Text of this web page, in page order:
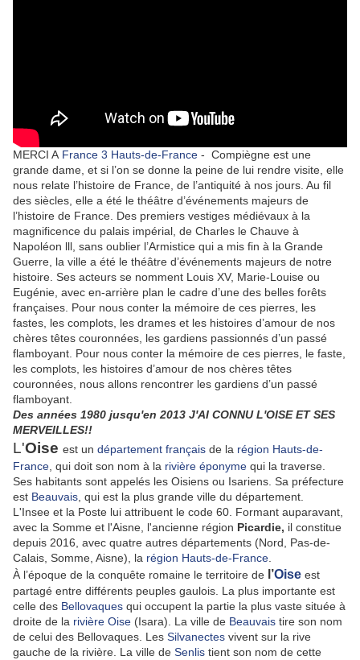
MERCI A France 3 Hauts-de-France - Compiègne est une
grande dame, et si l’on se donne la peine de lui rendre visite, elle
nous relate l’histoire de France, de l’antiquité à nos jours. Au fil
des siècles, elle a été le théâtre d’événements majeurs de
l’histoire de France. Des premiers vestiges médiévaux à la
magnificence du palais impérial, de Charles le Chauve à
Napoléon lll, sans oublier l’Armistice qui a mis fin à la Grande
Guerre, la ville a été le théâtre d’événements majeurs de notre
histoire. Ses acteurs se nomment Louis XV, Marie-Louise ou
Eugénie, avec en-arrière plan le cadre d’une des belles forêts
françaises. Pour nous conter la mémoire de ces pierres, les
fastes, les complots, les drames et les histoires d’amour de nos
chères têtes couronnées, les gardiens passionnés d’un passé
flamboyant. Pour nous conter la mémoire de ces pierres, le faste,
les complots, les histoires d’amour de nos chères têtes
couronnées, nous allons rencontrer les gardiens d’un passé
flamboyant.
Des années 1980 jusqu'en 2013 J'AI CONNU L'OISE ET SES
MERVEILLES!!
L'Oise est un département français de la région Hauts-de-
France , qui doit son nom à la rivière éponyme qui la traverse.
Ses habitants sont appelés les Oisiens ou Isariens. Sa préfecture
est Beauvais , qui est la plus grande ville du département.
L'Insee et la Poste lui attribuent le code 60. Formant auparavant,
avec la Somme et l'Aisne, l'ancienne région Picardie, il constitue
depuis 2016, avec quatre autres départements (Nord, Pas-de-
Calais, Somme, Aisne), la région Hauts-de-France
À l’époque de la conquête romaine le territoire de l’Oise est
partagé entre différents peuples gaulois. La plus importante est
celle des Bellovaques qui occupent la partie la plus vaste située à
droite de la rivière Oise (Isara). La ville de Beauvais tire son nom
de celui des Bellovaques. Les Silvanectes vivent sur la rive
gauche de la rivière. La ville de Senlis tient son nom de cette